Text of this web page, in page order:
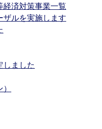
経済対策事業一覧
ザルを実施します
しました